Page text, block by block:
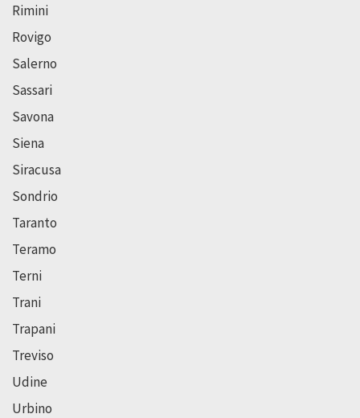
Rimini
Rovigo
Salerno
Sassari
Savona
Siena
Siracusa
Sondrio
Taranto
Teramo
Terni
Trani
Trapani
Treviso
Udine
Urbino